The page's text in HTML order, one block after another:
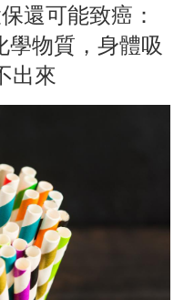
還可能致癌：
物質，身體吸
出來